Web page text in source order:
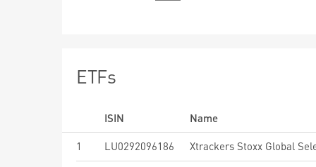
ETFs
ISIN
Name
1
LU0292096186